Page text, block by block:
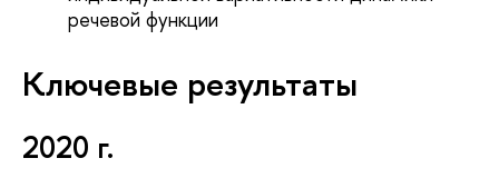
речевой функции
Ключевые результаты
2020 г.